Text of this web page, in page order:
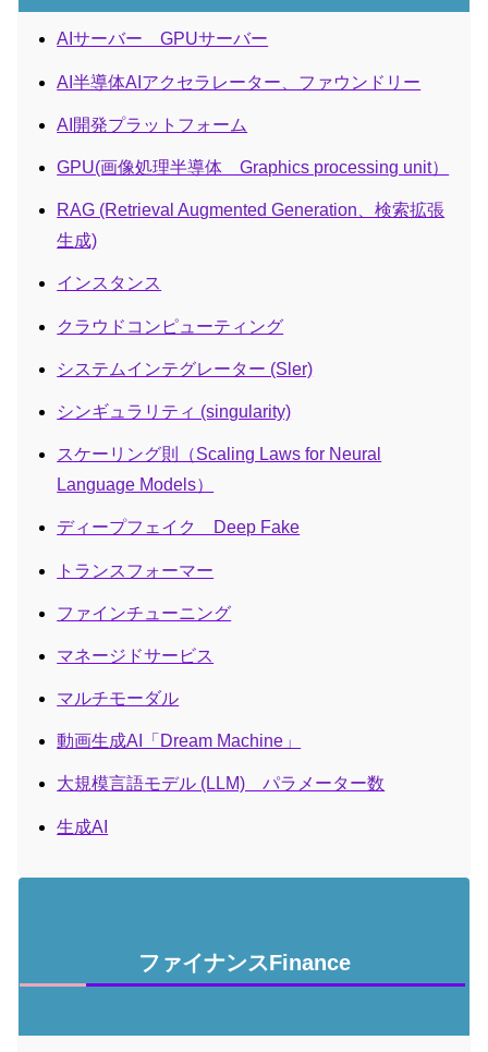
AIサーバー GPUサーバー
AI半導体AIアクセラレーター、ファウンドリー
AI開発プラットフォーム
GPU(画像処理半導体 Graphics processing unit）
RAG (Retrieval Augmented Generation、検索拡張
生成)
インスタンス
クラウドコンピューティング
システムインテグレーター (Sler)
シンギュラリティ (singularity)
スケーリング則（Scaling Laws for Neural
Language Models）
ディープフェイク Deep Fake
トランスフォーマー
ファインチューニング
マネージドサービス
マルチモーダル
動画生成AI「Dream Machine」
大規模言語モデル (LLM) パラメーター数
生成AI
ファイナンスFinance